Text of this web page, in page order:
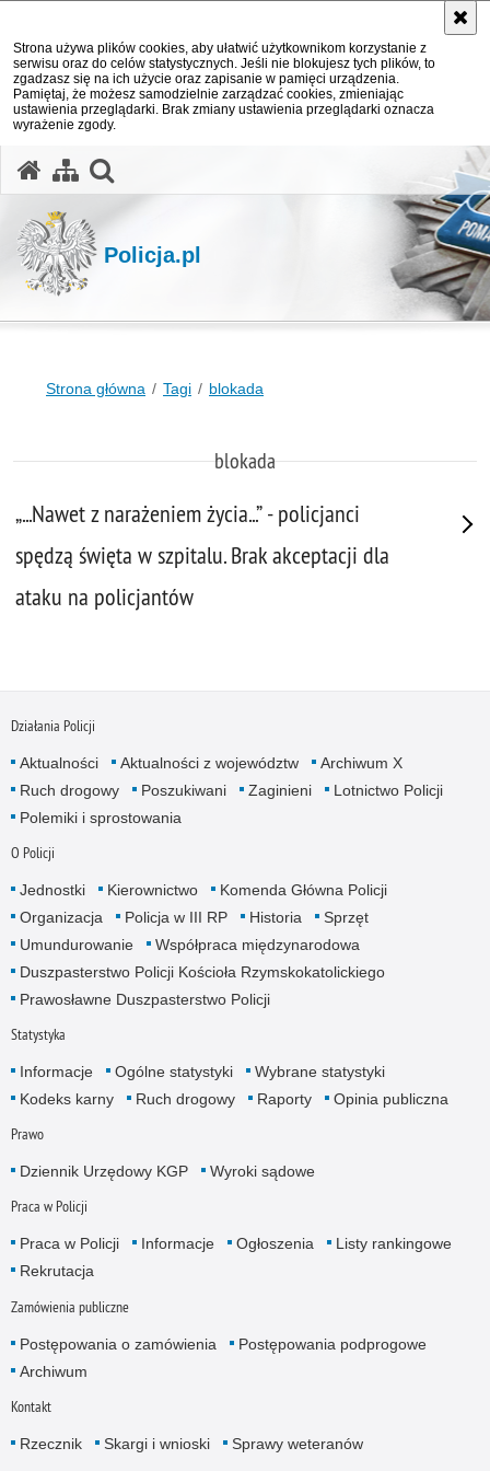
Strona używa plików cookies, aby ułatwić użytkownikom korzystanie z
serwisu oraz do celów statystycznych. Jeśli nie blokujesz tych plików, to
zgadzasz się na ich użycie oraz zapisanie w pamięci urządzenia.
Pamiętaj, że możesz samodzielnie zarządzać cookies, zmieniając
ustawienia przeglądarki. Brak zmiany ustawienia przeglądarki oznacza
wyrażenie zgody.
Policja.pl
Strona główna Tagi blokada
blokada
„...Nawet z narażeniem życia...” - policjanci
spędzą święta w szpitalu. Brak akceptacji dla
ataku na policjantów
Działania Policji
Aktualności Aktualności z województw
Archiwum X
Ruch drogowy
Poszukiwani Zaginieni
Lotnictwo Policji
Polemiki i sprostowania
O Policji
Jednostki Kierownictwo
Komenda Główna Policji
Organizacja
Policja w III RP Historia
Sprzęt
Umundurowanie
Współpraca międzynarodowa
Duszpasterstwo Policji Kościoła Rzymskokatolickiego
Prawosławne Duszpasterstwo Policji
Statystyka
Informacje Ogólne statystyki
Wybrane statystyki
Kodeks karny
Ruch drogowy Raporty Opinia publiczna
Prawo
Dziennik Urzędowy KGP Wyroki sądowe
Praca w Policji
Praca w Policji Informacje Ogłoszenia
Listy rankingowe
Rekrutacja
Zamówienia publiczne
Postępowania o zamówienia
Postępowania podprogowe
Archiwum
Kontakt
Rzecznik Skargi i wnioski Sprawy weteranów